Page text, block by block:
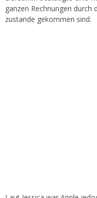
ganzen Rechnungen durch
zustande gekommen sind.